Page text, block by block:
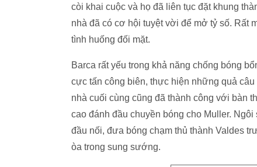
còi khai cuộc và họ đã liên tục đặt khung
nhà đã có cơ hội tuyệt vời để mở tỷ số. Rất
tình huống đối mặt.
Barca rất yếu trong khả năng chống bóng
cực tấn công biên, thực hiện những quả
nhà cuối cùng cũng đã thành công với bàn
cao đánh đầu chuyền bóng cho Muller.
đầu nối, đưa bóng chạm thủ thành Valdes
òa trong sung sướng.